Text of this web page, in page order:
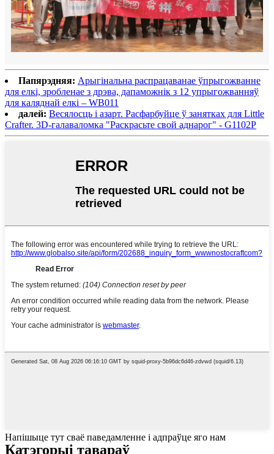
Папярэдняя: Арыгінальна распрацаванае ўпрыгожванне
для елкі, зробленае з дрэва, дапаможнік з 12 упрыгожванняў
для каляднай елкі – WB011
далей: Весялосць і азарт. Расфарбуйце ў занятках для Little
Crafter. 3D-галаваломка "Раскрасьте свой аднарог" - G1102P
Напішыце тут сваё паведамленне і адпраўце яго нам
Катэгорыі тавараў